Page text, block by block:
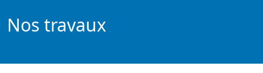
Nos travaux